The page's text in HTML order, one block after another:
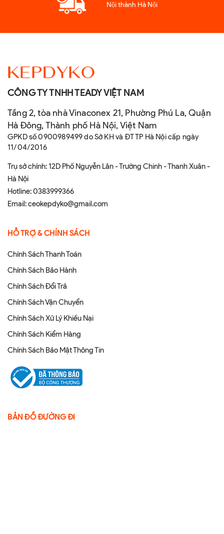
Nội thành Hà Nội
CÔNG TY TNHH TEADY VIỆT NAM
Tầng 2, tòa nhà Vinaconex 21, Phường Phú La, Quận
Hà Đông, Thành phố Hà Nội, Việt Nam
GPKD số 0900989499 do Sở KH và ĐT TP Hà Nội cấp ngày
11/04/2016
Trụ sở chính: 12D Phố Nguyễn Lân - Trường Chinh - Thanh Xuân -
Hà Nội
Hotline:0383999366
Email:ceokepdyko@gmail.com
HỖ TRỢ & CHÍNH SÁCH
Chính Sách Thanh Toán
Chính Sách Bảo Hành
Chính Sách Đổi Trả
Chính Sách Vận Chuyển
Chính Sách Xử Lý Khiếu Nại
Chính Sách Kiểm Hàng
Chính Sách Bảo Mật Thông Tin
BẢN ĐỒ ĐƯỜNG ĐI